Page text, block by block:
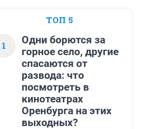
ТОП 5
1
Одни борются за
горное село, другие
спасаются от
развода: что
посмотреть в
кинотеатрах
Оренбурга на этих
выходных?